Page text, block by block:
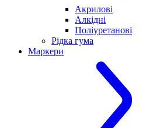
Акрилові
Алкідні
Поліуретанові
Рідка гума
Маркери